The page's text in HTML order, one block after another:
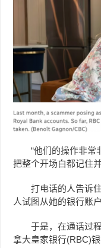
“他们的操作非常
把整个开场白都记住
打电话的人告诉
人试图从她的银行账
于是，在通话过
拿大皇家银行(RBC)